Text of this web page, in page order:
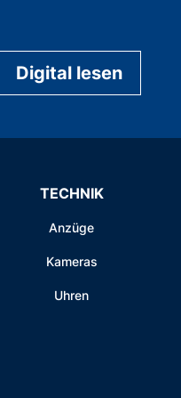
Digital lesen
TECHNIK
Anzüge
Kameras
Uhren